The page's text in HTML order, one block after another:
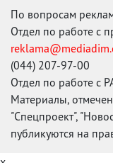
По вопросам
Отдел по работе с
(044) 207-97-00
Отдел по работе с
Материалы,
"Спецпроект",
публикуются на